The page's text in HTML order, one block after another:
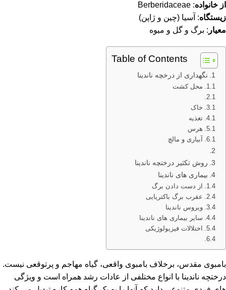
از خانواده: Berberidaceae
زیستگاه: آسیا (چین و ژاپن)
معیار : برگ و گل و میوه
Table of Contents
نگهداری از درخچه ناندینا
محل کشت
خاک
تغذیه
هرس
آبیاری و مالچ
روش تکثیر درختچه ناندینا
بیماری های ناندینا
از دست دادن برگ
عقرب برگ باکتریایی
ویروس ناندینا
سایر بیماری های ناندینا
اختلالات فیزیولوژیکی
بامبوی مقدس، برخلاف بامبوی واقعی، گیاه مهاجم و پرتوقعی نیست.
درختچه ناندینا با انواع مختلفی از عادات رشد همراه است و ویژگی